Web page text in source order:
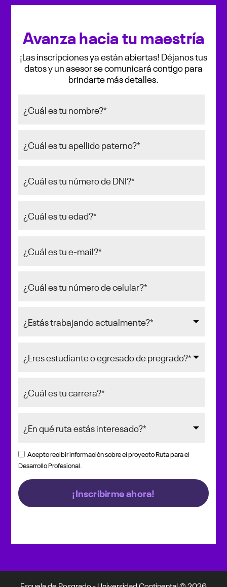
Avanza hacia tu maestría
¡Las inscripciones ya están abiertas! Déjanos tus
datos y un asesor se comunicará contigo para
brindarte más detalles.
Acepto recibir información sobre el proyecto Ruta para el
Desarrollo Profesional.